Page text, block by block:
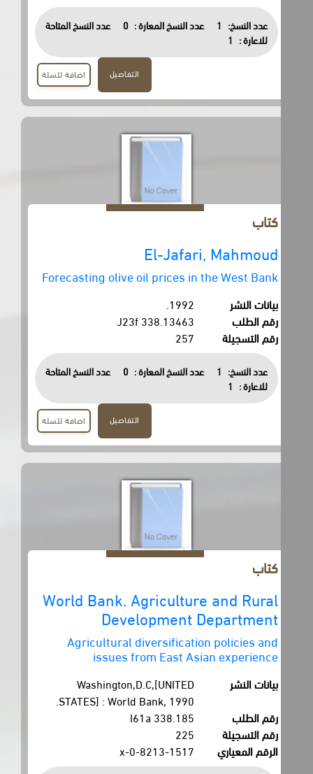
عدد النسخ: 1 عدد النسخ المعارة : 0
عدد النسخ المتاحة
للاعارة :
1
اضافة للسلة
El-Jafari, Mahmoud
Forecasting olive oil prices in the West Bank
بيانات النشر
رقم الطلب
338.13463 J23f
رقم التسجيلة
257
عدد النسخ: 1 عدد النسخ المعارة : 0
عدد النسخ المتاحة
للاعارة :
1
اضافة للسلة
World Bank. Agriculture and Rural
Development Department
Agricultural diversification policies and
issues from East Asian experience
بيانات النشر
Washington,D.C,[UNITED
STATES] : World Bank, 1990.
رقم الطلب
338.185 I61a
رقم التسجيلة
225
الرقم المعياري
0-8213-1517-x